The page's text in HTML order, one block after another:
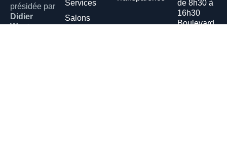
présidée par
Didier
Wauters,
Services
Salons
de 8h30 à
16h30
Boulevard